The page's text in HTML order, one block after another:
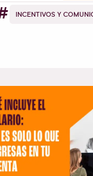
INCENTIVOS Y